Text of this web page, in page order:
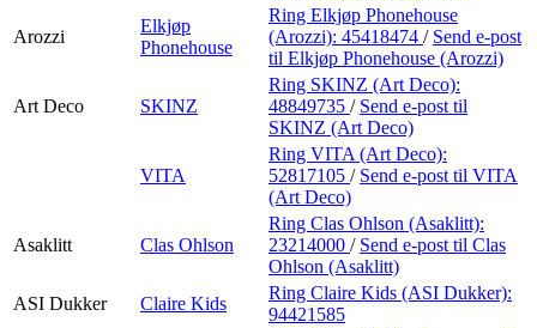
Arozzi
Elkjøp
Phonehouse
Ring Elkjøp Phonehouse
(Arozzi): 45418474 / Send e-post
til Elkjøp Phonehouse (Arozzi)
Art Deco SKINZ
Ring SKINZ (Art Deco):
48849735 / Send e-post til
SKINZ (Art Deco)
VITA
Ring VITA (Art Deco):
52817105 / Send e-post til VITA
(Art Deco)
Asaklitt Clas Ohlson
Ring Clas Ohlson (Asaklitt):
23214000 / Send e-post til Clas
Ohlson (Asaklitt)
ASI Dukker
Claire Kids
Ring Claire Kids (ASI Dukker):
94421585